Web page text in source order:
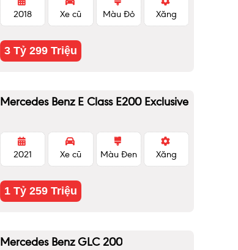
2018 Xe cũ Màu Đỏ Xăng
3 Tỷ 299 Triệu
Mercedes Benz E Class E200 Exclusive
2021 Xe cũ Màu Đen Xăng
1 Tỷ 259 Triệu
Mercedes Benz GLC 200